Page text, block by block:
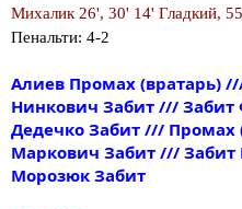
Михалик 26', 30' 14' Гладкий,
Пенальти: 4-2
Алиев Промах (вратарь)
Нинкович Забит ///
Дедечко Забит /// Промах
Маркович Забит /// Забит
Морозюк Забит